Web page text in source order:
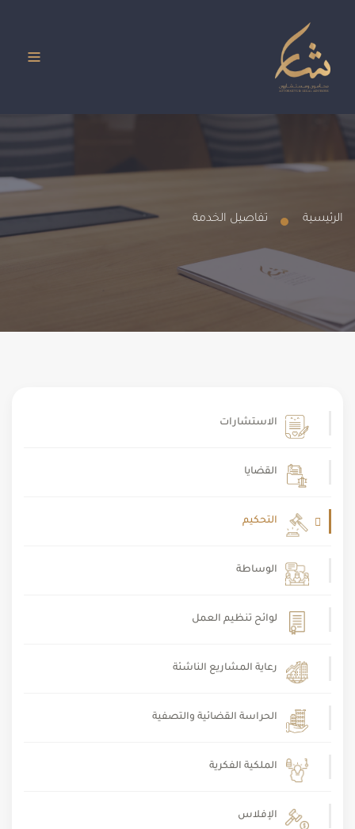
الرئيسية تفاصيل الخدمة
الاستشارات
القضايا
التحكيم
الوساطة
لوائح تنظيم العمل
رعاية المشاريع الناشئة
الحراسة القضائية والتصفية
الملكية الفكرية
الإفلاس